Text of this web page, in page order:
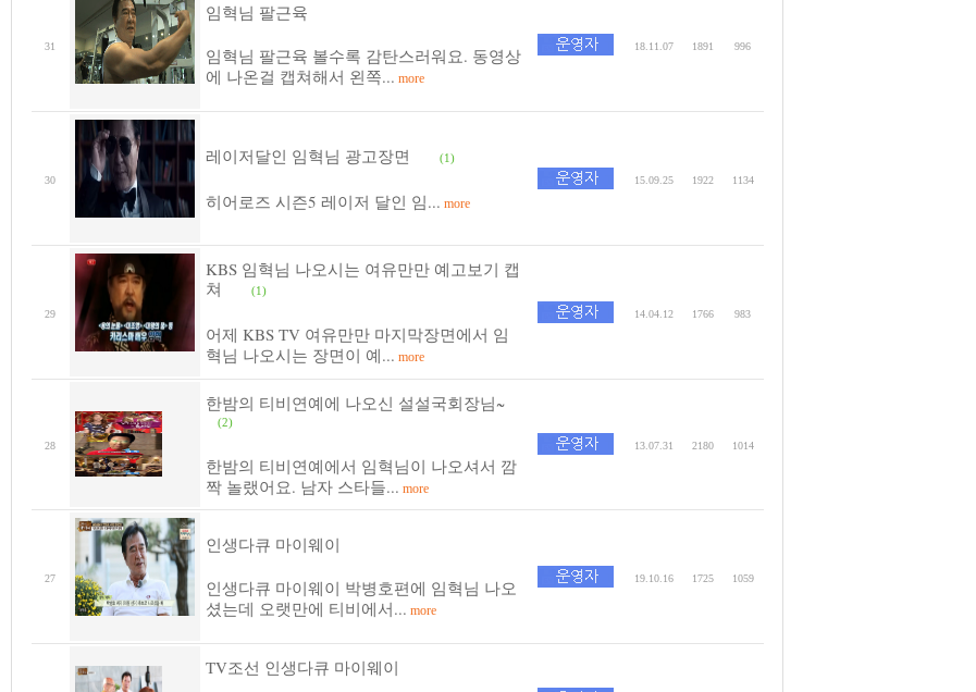
31
임혁님 팔근육
임혁님 팔근육 볼수록 감탄스러워요. 동영상
에 나온걸 캡쳐해서 왼쪽... more
18.11.07 1891 996
30
레이저달인 임혁님 광고장면 (1)
히어로즈 시즌5 레이저 달인 임... more
15.09.25 1922 1134
29
KBS 임혁님 나오시는 여유만만 예고보기 캡
쳐
(1)
어제 KBS TV 여유만만 마지막장면에서 임
혁님 나오시는 장면이 예... more
14.04.12 1766 983
28
한밤의 티비연예에 나오신 설설국회장님~
(2)
한밤의 티비연예에서 임혁님이 나오셔서 깜
짝 놀랬어요. 남자 스타들... more
13.07.31 2180 1014
27
인생다큐 마이웨이
인생다큐 마이웨이 박병호편에 임혁님 나오
셨는데 오랫만에 티비에서... more
19.10.16 1725 1059
TV조선 인생다큐 마이웨이